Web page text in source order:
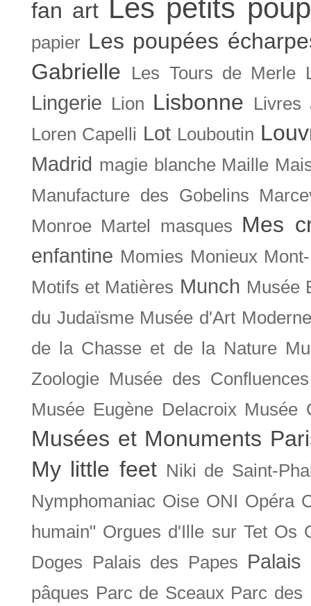
fan art Les petits
papier Les poupées
Gabrielle
Les Tours de Merle
Lingerie Lion Lisbonne
Livres
Loren Capelli Lot Louboutin
Madrid magie blanche Maille
Manufacture des Gobelins
Monroe Martel masques Mes
enfantine Momies Monieux
Motifs et Matières Munch Musée
du Judaïsme Musée d'Art
de la Chasse et de la Nature
Zoologie Musée des Confluences
Musée Eugène Delacroix Musée
Musées et Monuments
My little feet Niki de Saint-
Nymphomaniac Oise ONI Opéra
humain" Orgues d'Ille sur Tet Os
Doges
Palais des Papes Palais
pâques Parc de Sceaux Parc des